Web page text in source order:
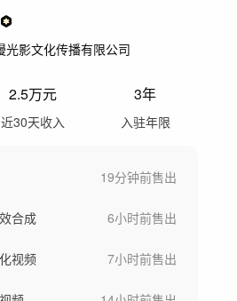
光影文化传播有限公司
2.5万元
近30天收入
3年
入驻年限
19分钟前售出
合成 6小时前售出
视频 7小时前售出